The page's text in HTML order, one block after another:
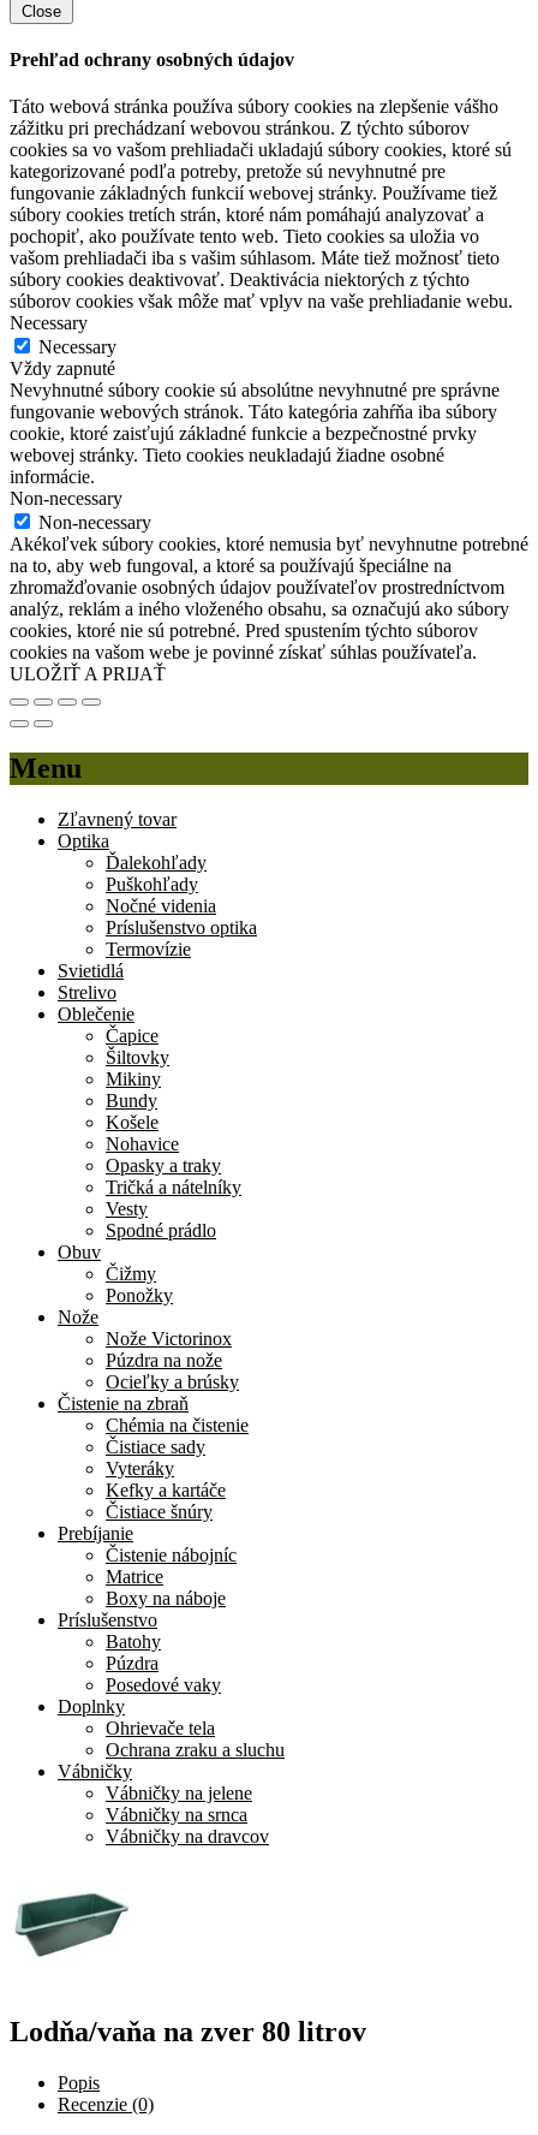
Close
Prehľad ochrany osobných údajov
Táto webová stránka používa súbory cookies na zlepšenie vášho
zážitku pri prechádzaní webovou stránkou. Z týchto súborov
cookies sa vo vašom prehliadači ukladajú súbory cookies, ktoré sú
kategorizované podľa potreby, pretože sú nevyhnutné pre
fungovanie základných funkcií webovej stránky. Používame tiež
súbory cookies tretích strán, ktoré nám pomáhajú analyzovať a
pochopiť, ako používate tento web. Tieto cookies sa uložia vo
vašom prehliadači iba s vašim súhlasom. Máte tiež možnosť tieto
súbory cookies deaktivovať. Deaktivácia niektorých z týchto
súborov cookies však môže mať vplyv na vaše prehliadanie webu.
Necessary
Necessary
Vždy zapnuté
Nevyhnutné súbory cookie sú absolútne nevyhnutné pre správne
fungovanie webových stránok. Táto kategória zahŕňa iba súbory
cookie, ktoré zaisťujú základné funkcie a bezpečnostné prvky
webovej stránky. Tieto cookies neukladajú žiadne osobné
informácie.
Non-necessary
Non-necessary
Akékoľvek súbory cookies, ktoré nemusia byť nevyhnutne potrebné
na to, aby web fungoval, a ktoré sa používajú špeciálne na
zhromažďovanie osobných údajov používateľov prostredníctvom
analýz, reklám a iného vloženého obsahu, sa označujú ako súbory
cookies, ktoré nie sú potrebné. Pred spustením týchto súborov
cookies na vašom webe je povinné získať súhlas používateľa.
ULOŽIŤ A PRIJAŤ
Menu
Zľavnený tovar
Optika
Ďalekohľady
Puškohľady
Nočné videnia
Príslušenstvo optika
Termovízie
Svietidlá
Strelivo
Oblečenie
Čapice
Šiltovky
Mikiny
Bundy
Košele
Nohavice
Opasky a traky
Tričká a nátelníky
Vesty
Spodné prádlo
Obuv
Čižmy
Ponožky
Nože
Nože Victorinox
Púzdra na nože
Ocieľky a brúsky
Čistenie na zbraň
Chémia na čistenie
Čistiace sady
Vyteráky
Kefky a kartáče
Čistiace šnúry
Prebíjanie
Čistenie nábojníc
Matrice
Boxy na náboje
Príslušenstvo
Batohy
Púzdra
Posedové vaky
Doplnky
Ohrievače tela
Ochrana zraku a sluchu
Vábničky
Vábničky na jelene
Vábničky na srnca
Vábničky na dravcov
Lodňa/vaňa na zver 80 litrov
Popis
Recenzie (0)